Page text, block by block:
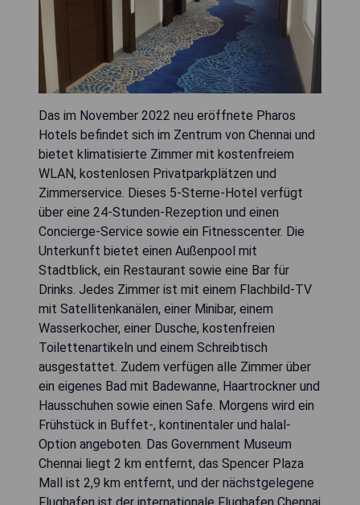
Das im November 2022 neu eröffnete Pharos
Hotels befindet sich im Zentrum von Chennai und
bietet klimatisierte Zimmer mit kostenfreiem
WLAN, kostenlosen Privatparkplätzen und
Zimmerservice. Dieses 5-Sterne-Hotel verfügt
über eine 24-Stunden-Rezeption und einen
Concierge-Service sowie ein Fitnesscenter. Die
Unterkunft bietet einen Außenpool mit
Stadtblick, ein Restaurant sowie eine Bar für
Drinks. Jedes Zimmer ist mit einem Flachbild-TV
mit Satellitenkanälen, einer Minibar, einem
Wasserkocher, einer Dusche, kostenfreien
Toilettenartikeln und einem Schreibtisch
ausgestattet. Zudem verfügen alle Zimmer über
ein eigenes Bad mit Badewanne, Haartrockner und
Hausschuhen sowie einen Safe. Morgens wird ein
Frühstück in Buffet-, kontinentaler und halal-
Option angeboten. Das Government Museum
Chennai liegt 2 km entfernt, das Spencer Plaza
Mall ist 2,9 km entfernt, und der nächstgelegene